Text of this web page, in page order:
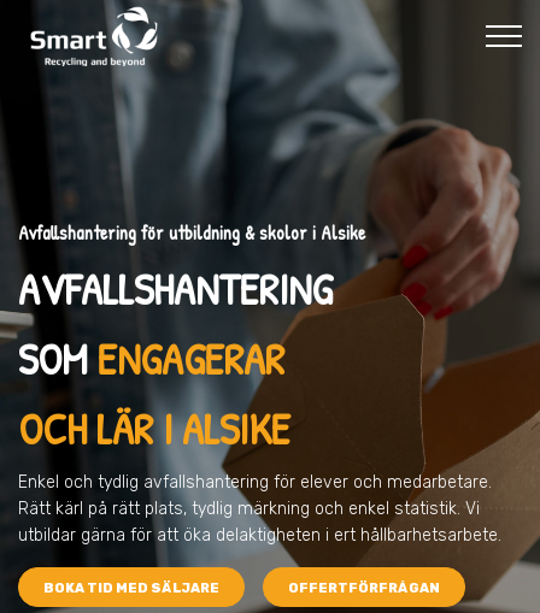
Avfallshantering för utbildning & skolor i Alsike
AVFALLSHANTERING
SOMENGAGERAR
OCH LÄR I ALSIKE
Enkel och tydlig avfallshantering för elever och medarbetare.
Rätt kärl på rätt plats, tydlig märkning och enkel statistik. Vi
utbildar gärna för att öka delaktigheten i ert hållbarhetsarbete.
BOKA TID MED SÄLJARE OFFERTFÖRFRÅGAN